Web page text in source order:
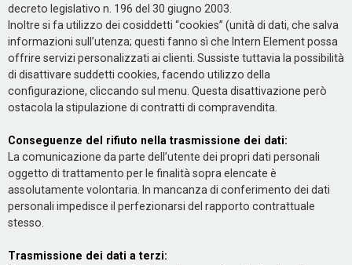
decreto legislativo n. 196 del 30 giugno 2003.
Inoltre si fa utilizzo dei cosiddetti “cookies” (unità di dati, che salva
informazioni sull’utenza; questi fanno sì che Intern Element possa
offrire servizi personalizzati ai clienti. Sussiste tuttavia la possibilità
di disattivare suddetti cookies, facendo utilizzo della
configurazione, cliccando sul menu. Questa disattivazione però
ostacola la stipulazione di contratti di compravendita.
Conseguenze del rifiuto nella trasmissione dei dati:
La comunicazione da parte dell’utente dei propri dati personali
oggetto di trattamento per le finalità sopra elencate è
assolutamente volontaria. In mancanza di conferimento dei dati
personali impedisce il perfezionarsi del rapporto contrattuale
stesso.
Trasmissione dei dati a terzi: